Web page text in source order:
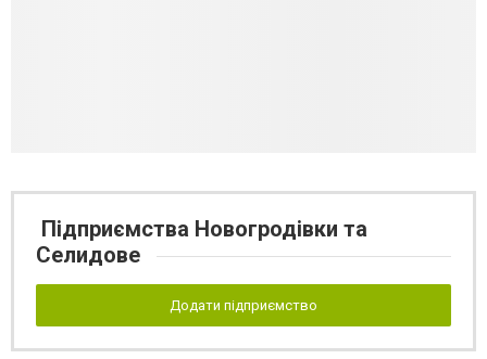
Підприємства Новогродівки та
Селидове
Додати підприємство